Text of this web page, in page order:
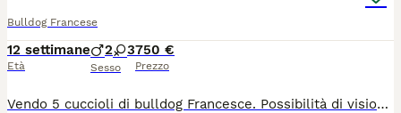
Bulldog Francese
12 settimane
Età
2 3
Sesso
750 €
Prezzo
Vendo 5 cuccioli di bulldog Francesce. Possibilità di visionare la mamma con tutte le vaccinazioni già effettuate al momento della consegna. Prezzo trattabile